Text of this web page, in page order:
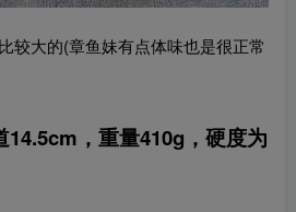
较大的(章鱼妹有点体味也是很正常
，重量410g，硬度为